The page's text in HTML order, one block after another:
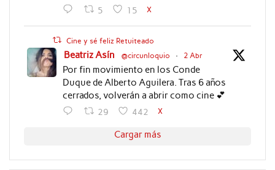
5 15 X
Cine y sé feliz Retuiteado
Beatriz Asín @circunloquio · 2 Abr
Por fin movimiento en los Conde
Duque de Alberto Aguilera. Tras 6 años
cerrados, volverán a abrir como cine 💕
29 442 X
Cargar más